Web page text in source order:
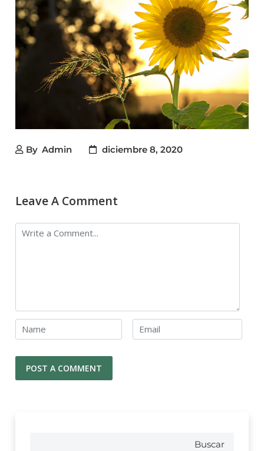
By Admin diciembre 8, 2020
Leave A Comment
Buscar